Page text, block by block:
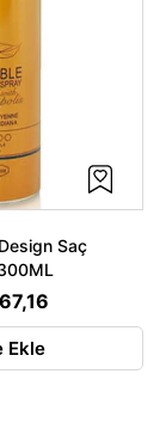
Saç
Ekle